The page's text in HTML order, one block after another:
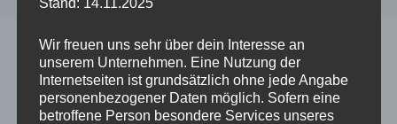
Start / Produkt DUO Case GREY - Phone Model/
Wir freuen uns sehr über dein Interesse an
unserem Unternehmen. Eine Nutzung der
Internetseiten ist grundsätzlich ohne jede Angabe
personenbezogener Daten möglich. Sofern eine
betroffene Person besondere Services unseres